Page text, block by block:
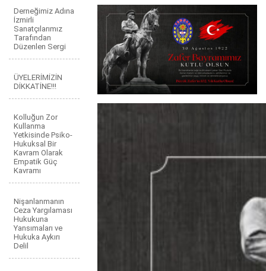
Derneğimiz Adına
İzmirli
Sanatçılarımız
Tarafından
Düzenlen Sergi
ÜYELERİMİZİN
DİKKATİNE!!!
Kolluğun Zor
Kullanma
Yetkisinde Psiko-
Hukuksal Bir
Kavram Olarak
Empatik Güç
Kavramı
Nişanlanmanın
Ceza Yargılaması
Hukukuna
Yansımaları ve
Hukuka Aykırı
Delil